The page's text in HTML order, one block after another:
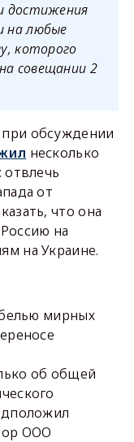
достижения
на любые
которого
совещании 2
обсуждении
несколько
от
что она
на
на Украине.
мирных
об общей
ООО